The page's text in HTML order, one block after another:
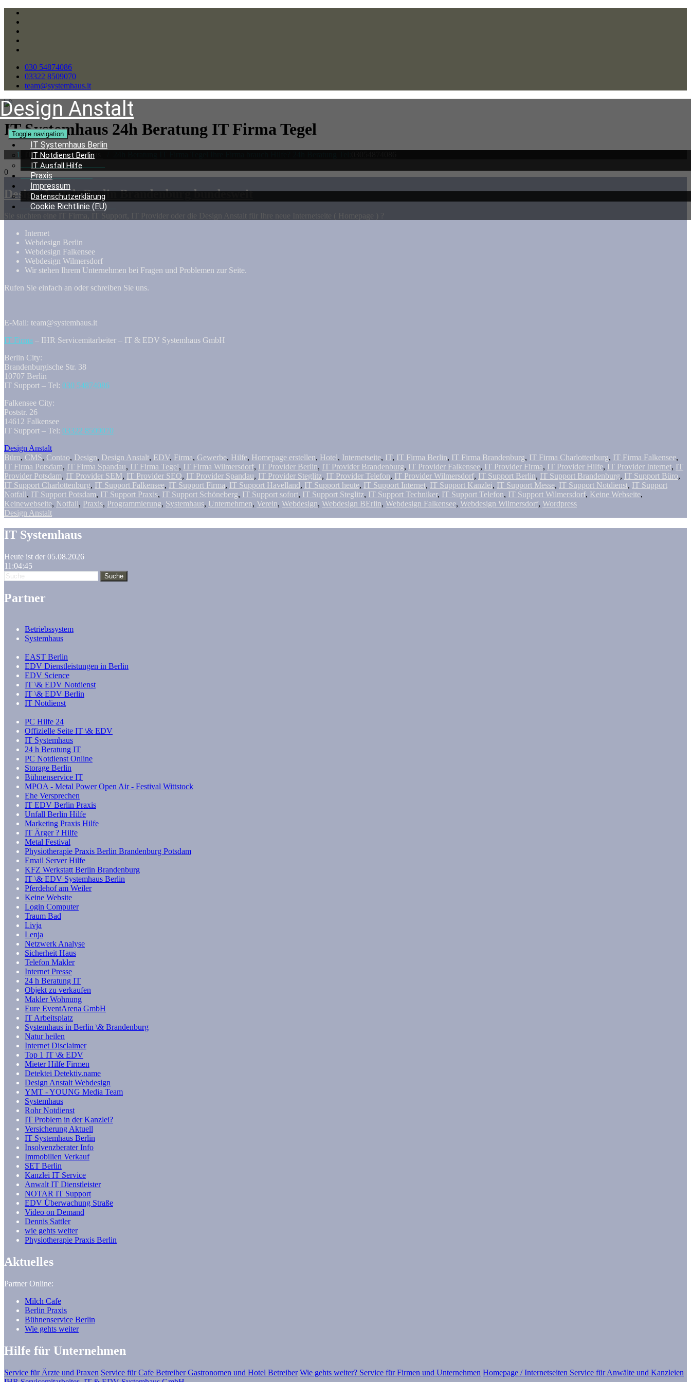
030 54874086
03322 8509070
team@systemhaus.it
Design Anstalt
Toggle navigation
IT Systemhaus Berlin
IT Notdienst Berlin
IT Ausfall Hilfe
Praxis
Impressum
Datenschutzerklärung
Cookie Richtlinie (EU)
IT Systemhaus 24h Beratung IT Firma Tegel
IT & EDV Systemhaus
0
Design Anstalt Berlin Brandenburg bundesweit
Sie suchten eine IT Firma, IT Support, IT Provider oder die Design Anstalt für Ihre neue Internetseite ( Homepage ) ?
Internet
Webdesign Berlin
Webdesign Falkensee
Webdesign Wilmersdorf
Wir stehen Ihrem Unternehmen bei Fragen und Problemen zur Seite.
Rufen Sie einfach an oder schreiben Sie uns.
E-Mail: team@systemhaus.it
IT Firma – IHR Servicemitarbeiter – IT & EDV Systemhaus GmbH
Berlin City:
Brandenburgische Str. 38
10707 Berlin
IT Support – Tel: 030 54874086
Falkensee City:
Poststr. 26
14612 Falkensee
IT Support – Tel: 03322 8509070
Design Anstalt
Büro, CMS, Contao, Design, Design Anstalt, EDV, Firma, Gewerbe, Hilfe, Homepage erstellen, Hotel, Internetseite, IT, IT Firma Berlin, IT Firma Brandenburg, IT Firma Charlottenburg, IT Firma Falkensee,
IT Firma Potsdam, IT Firma Spandau, IT Firma Tegel, IT Firma Wilmersdorf, IT Provider Berlin, IT Provider Brandenburg, IT Provider Falkensee, IT Provider Firma, IT Provider Hilfe, IT Provider Internet, IT
Provider Potsdam, IT Provider SEM, IT Provider SEO, IT Provider Spandau, IT Provider Steglitz, IT Provider Telefon, IT Provider Wilmersdorf, IT Support Berlin, IT Support Brandenburg, IT Support Büro,
IT Support Charlottenburg, IT Support Falkensee, IT Support Firma, IT Support Havelland, IT Support heute, IT Support Internet, IT Support Kanzlei, IT Support Messe, IT Support Notdienst, IT Support
Notfall, IT Support Potsdam, IT Support Praxis, IT Support Schöneberg, IT Support sofort, IT Support Steglitz, IT Support Techniker, IT Support Telefon, IT Support Wilmersdorf, Keine Webseite,
Keinewebseite, Notfall, Praxis, Programmierung, Systemhaus, Unternehmen, Verein, Webdesign, Webdesign BErlin, Webdesign Falkensee, Webdesign Wilmersdorf, Wordpress
Design Anstalt
IT Systemhaus
Heute ist der 05.08.2026
11:04:45
Partner
Betriebssystem
Systemhaus
EAST Berlin
EDV Dienstleistungen in Berlin
EDV Science
IT \& EDV Notdienst
IT \& EDV Berlin
IT Notdienst
PC Hilfe 24
Offizielle Seite IT \& EDV
IT Systemhaus
24 h Beratung IT
PC Notdienst Online
Storage Berlin
Bühnenservice IT
MPOA - Metal Power Open Air - Festival Wittstock
Ehe Versprechen
IT EDV Berlin Praxis
Unfall Berlin Hilfe
Marketing Praxis Hilfe
IT Ärger ? Hilfe
Metal Festival
Physiotherapie Praxis Berlin Brandenburg Potsdam
Email Server Hilfe
KFZ Werkstatt Berlin Brandenburg
IT \& EDV Systemhaus Berlin
Pferdehof am Weiler
Keine Website
Login Computer
Traum Bad
Livja
Lenja
Netzwerk Analyse
Sicherheit Haus
Telefon Makler
Internet Presse
24 h Beratung IT
Objekt zu verkaufen
Makler Wohnung
Eure EventArena GmbH
IT Arbeitsplatz
Systemhaus in Berlin \& Brandenburg
Natur heilen
Internet Disclaimer
Top 1 IT \& EDV
Mieter Hilfe Firmen
Detektei Detektiv.name
Design Anstalt Webdesign
YMT - YOUNG Media Team
Systemhaus
Rohr Notdienst
IT Problem in der Kanzlei?
Versicherung Aktuell
IT Systemhaus Berlin
Insolvenzberater Info
Immobilien Verkauf
SET Berlin
Kanzlei IT Service
Anwalt IT Dienstleister
NOTAR IT Support
EDV Überwachung Straße
Video on Demand
Dennis Sattler
wie gehts weiter
Physiotherapie Praxis Berlin
Aktuelles
Partner Online:
Milch Cafe
Berlin Praxis
Bühnenservice Berlin
Wie gehts weiter
Hilfe für Unternehmen
Service für Ärzte und Praxen Service für Cafe Betreiber Gastronomen und Hotel Betreiber Wie gehts weiter? Service für Firmen und Unternehmen Homepage / Internetseiten Service für Anwälte und Kanzleien